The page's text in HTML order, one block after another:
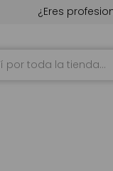
¿Eres